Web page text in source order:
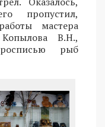
пропустил,
мастера
В.Н.,
рыб